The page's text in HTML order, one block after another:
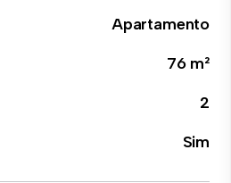
Apartamento
76 m²
2
Sim